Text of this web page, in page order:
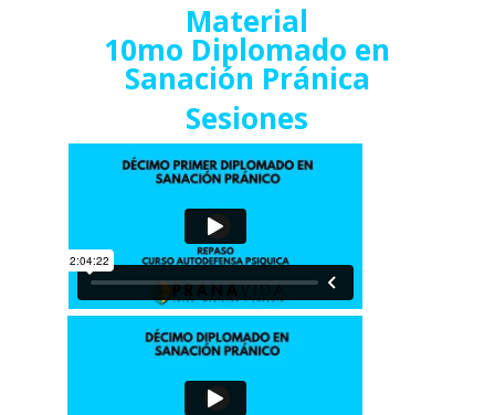
Material
10mo Diplomado en
Sanación Pránica
Sesiones